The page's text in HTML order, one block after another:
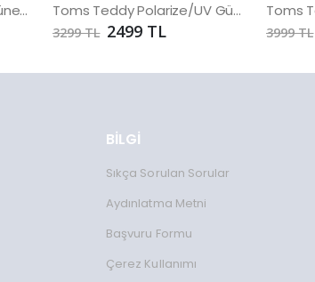
Toms Teddy UV Metal Güneş Gözlüğü Toms Teddy Polarize/UV Güneş Gözlüğü
3299 TL 2499 TL 3999 TL
BİLGİ
Sıkça Sorulan Sorular
Aydınlatma Metni
Başvuru Formu
Çerez Kullanımı